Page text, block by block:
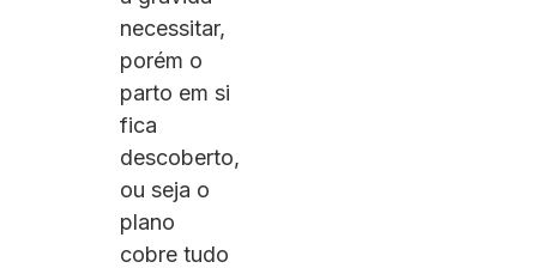
necessitar,
porém o
parto em si
fica
descoberto,
ou seja o
plano
cobre tudo